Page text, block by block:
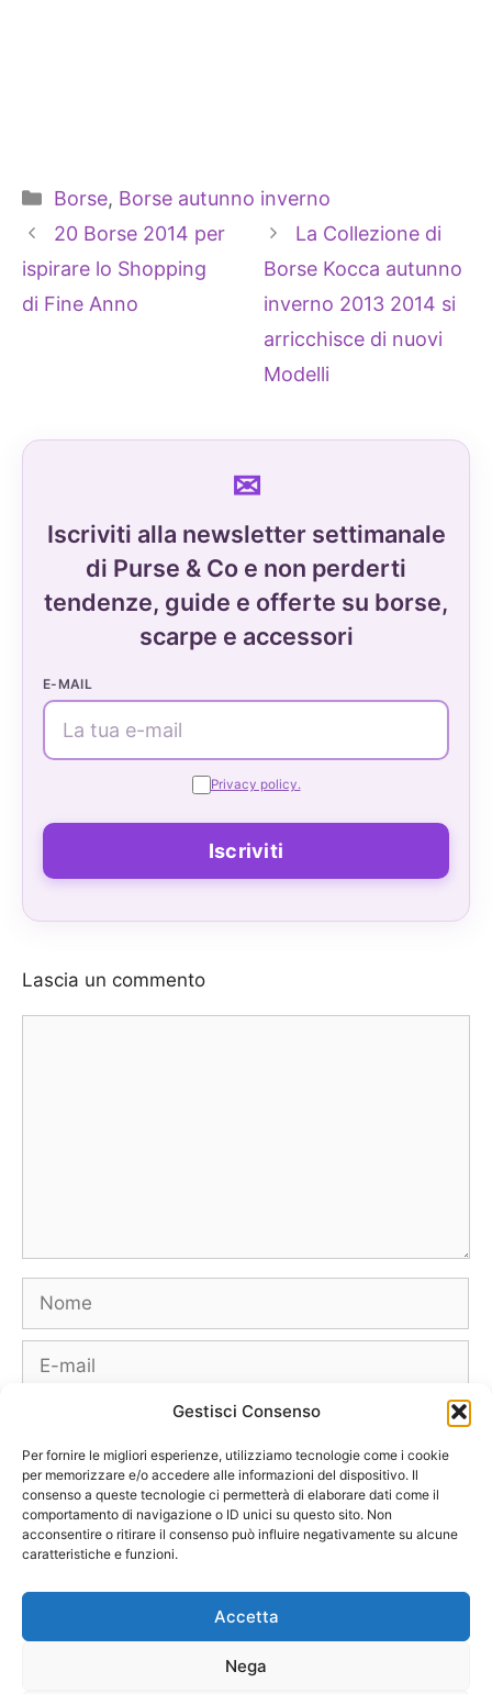
Gestisci Consenso
Per fornire le migliori esperienze, utilizziamo tecnologie come i cookie
per memorizzare e/o accedere alle informazioni del dispositivo. Il
consenso a queste tecnologie ci permetterà di elaborare dati come il
comportamento di navigazione o ID unici su questo sito. Non
acconsentire o ritirare il consenso può influire negativamente su alcune
caratteristiche e funzioni.
Accetta
Nega
Categorie
Borse, Borse autunno inverno
20 Borse 2014 per
ispirare lo Shopping
di Fine Anno
La Collezione di
Borse Kocca autunno
inverno 2013 2014 si
arricchisce di nuovi
Modelli
Iscriviti alla newsletter settimanale
di Purse & Co e non perderti
tendenze, guide e offerte su borse,
scarpe e accessori
E-MAIL
Privacy policy.
Lascia un commento
Nome
E-
mail
web
Tutte le Marche e Designer